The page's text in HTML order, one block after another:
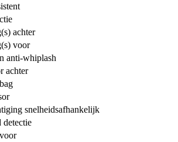
achter
voor
anti-whiplash
achter
snelheidsafhankelijk
detectie